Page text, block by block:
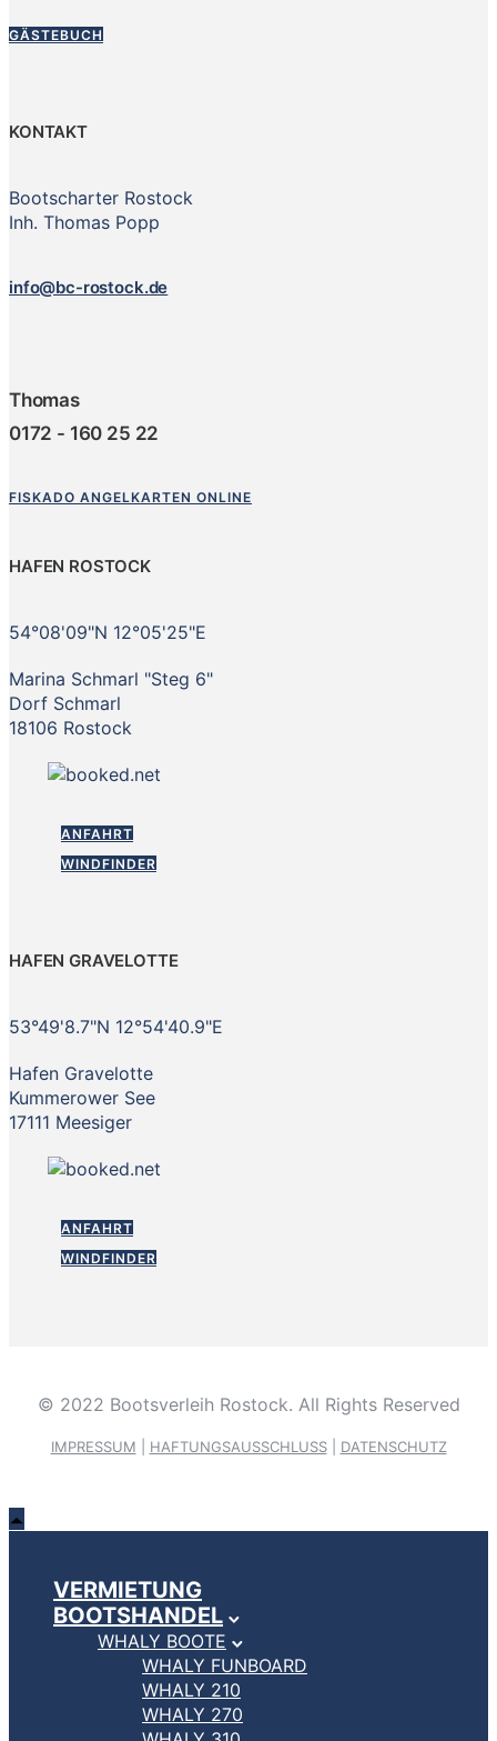
GÄSTEBUCH
KONTAKT
Bootscharter Rostock
Inh. Thomas Popp
info@bc-rostock.de
Thomas
0172 - 160 25 22
FISKADO ANGELKARTEN ONLINE
HAFEN ROSTOCK
54°08'09"N 12°05'25"E
Marina Schmarl "Steg 6"
Dorf Schmarl
18106 Rostock
ANFAHRT
WINDFINDER
HAFEN GRAVELOTTE
53°49'8.7"N 12°54'40.9"E
Hafen Gravelotte
Kummerower See
17111 Meesiger
ANFAHRT
WINDFINDER
© 2022 Bootsverleih Rostock. All Rights Reserved
IMPRESSUM HAFTUNGSAUSSCHLUSS| DATENSCHUTZ
VERMIETUNG
BOOTSHANDEL
WHALY BOOTE
WHALY FUNBOARD
WHALY 210
WHALY 270